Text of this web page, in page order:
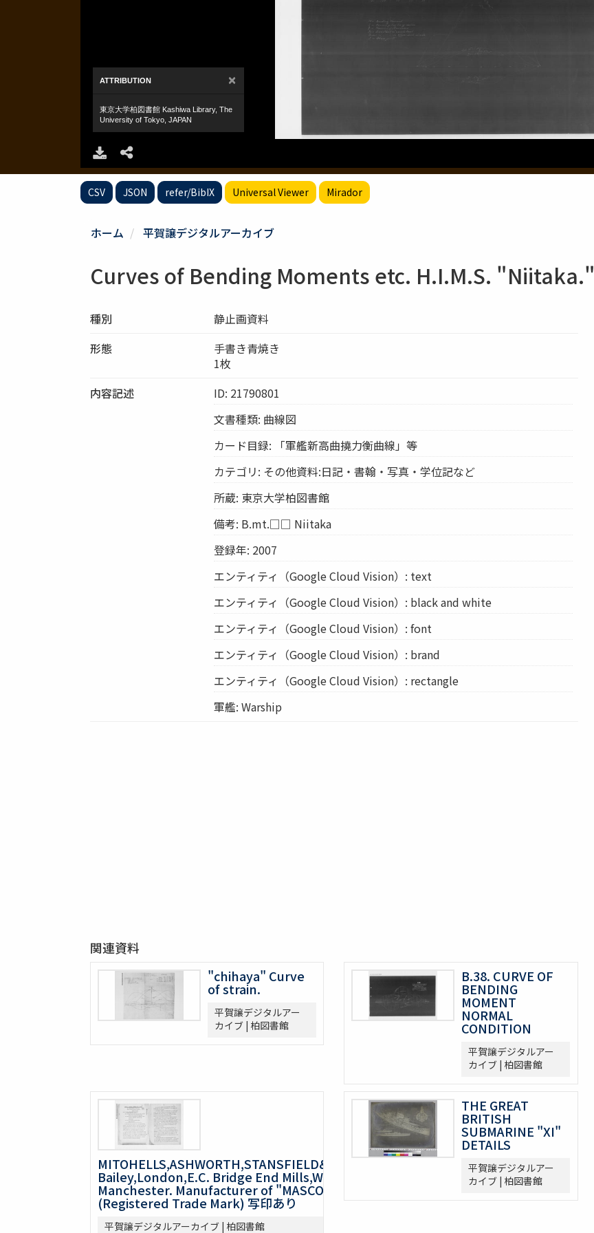
CSV JSON refer/BibIX Universal Viewer Mirador
ホーム 平賀譲デジタルアーカイブ
Curves of Bending Moments etc. H.I.M.S. "Niitaka."
種別
静止画資料
形態
手書き青焼き
1枚
内容記述
ID: 21790801
文書種類: 曲線図
カード目録: 「軍艦新高曲撓力衡曲線」等
カテゴリ: その他資料:日記・書翰・写真・学位記など
所蔵: 東京大学柏図書館
備考: B.mt.□□ Niitaka
登録年: 2007
エンティティ（Google Cloud Vision）: text
エンティティ（Google Cloud Vision）: black and white
エンティティ（Google Cloud Vision）: font
エンティティ（Google Cloud Vision）: brand
エンティティ（Google Cloud Vision）: rectangle
軍艦: Warship
関連資料
"chihaya" Curve
of strain.
平賀譲デジタルアー
カイブ | 柏図書館
B.38. CURVE OF
BENDING
MOMENT
NORMAL
CONDITION
平賀譲デジタルアー
カイブ | 柏図書館
MITOHELLS,ASHWORTH,STANSFIELD&CO.,LIMITED,23&24,Old
Bailey,London,E.C. Bridge End Mills,Waterfoot,Near
Manchester. Manufacturer of "MASCOLITE" (Patented).
(Registered Trade Mark) 写印あり
平賀譲デジタルアーカイブ | 柏図書館
THE GREAT
BRITISH
SUBMARINE "XI"
DETAILS
平賀譲デジタルアー
カイブ | 柏図書館